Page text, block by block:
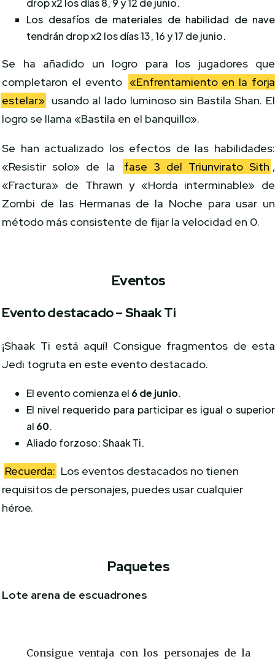
Los desafíos de materiales de habilidad de nave
tendrán drop x2 los días 13, 16 y 17 de junio.
Se ha añadido un logro para los jugadores que
completaron el evento «Enfrentamiento en la forja
estelar» usando al lado luminoso sin Bastila Shan. El
logro se llama «Bastila en el banquillo».
Se han actualizado los efectos de las habilidades:
«Resistir solo» de la
fase 3 del Triunvirato Sith ,
«Fractura» de Thrawn y «Horda interminable» de
Zombi de las Hermanas de la Noche para usar un
método más consistente de fijar la velocidad en 0.
Eventos
Evento destacado – Shaak Ti
¡Shaak Ti está aquí! Consigue fragmentos de esta
Jedi togruta en este evento destacado.
El evento comienza el 6 de junio.
El nivel requerido para participar es igual o superior
al 60.
Aliado forzoso: Shaak Ti.
Recuerda: Los eventos destacados no tienen
requisitos de personajes, puedes usar cualquier
héroe.
Paquetes
Lote arena de escuadrones
Consigue ventaja con los personajes de la